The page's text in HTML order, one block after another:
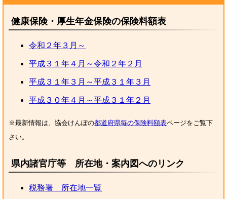
健康保険・厚生年金保険の保険料額表
令和２年３月～
平成３１年４月～令和２年２月
平成３１年３月～平成３１年３月
平成３０年４月～平成３１年２月
※最新情報は、協会けんぽの都道府県毎の保険料額表ページをご覧下
さい。
県内諸官庁等 所在地・案内図へのリンク
税務署 所在地一覧